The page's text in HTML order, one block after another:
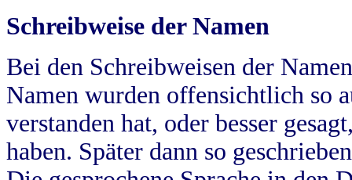
Schreibweise der Namen
Bei den Schreibweisen der
Namen wurden offensichtlich so
verstanden hat, oder besser
haben. Später dann so